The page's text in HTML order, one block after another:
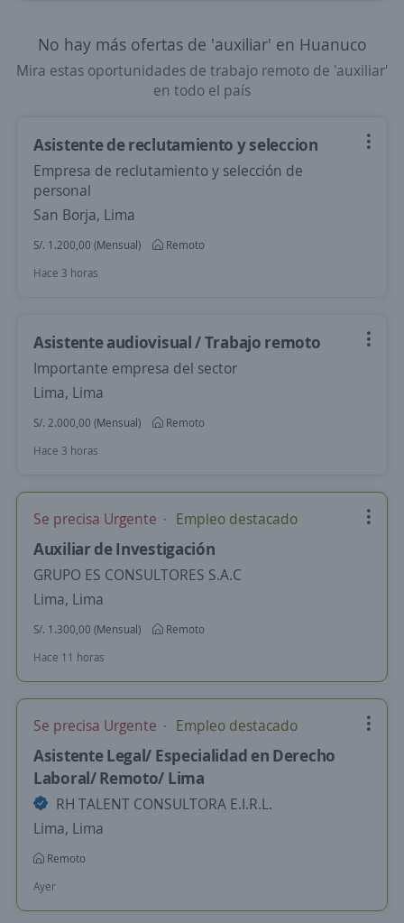
No hay más ofertas de 'auxiliar' en Huanuco
Mira estas oportunidades de trabajo remoto de 'auxiliar'
en todo el país
Asistente de reclutamiento y seleccion
Empresa de reclutamiento y selección de
personal
San Borja, Lima
S/. 1.200,00 (Mensual)
Remoto
Hace 3 horas
Asistente audiovisual / Trabajo remoto
Importante empresa del sector
Lima, Lima
S/. 2.000,00 (Mensual)
Remoto
Hace 3 horas
Se precisa Urgente Empleo destacado
Auxiliar de Investigación
GRUPO ES CONSULTORES S.A.C
Lima, Lima
S/. 1.300,00 (Mensual)
Remoto
Hace 11 horas
Se precisa Urgente Empleo destacado
Asistente Legal/ Especialidad en Derecho
Laboral/ Remoto/ Lima
RH TALENT CONSULTORA E.I.R.L.
Lima, Lima
Remoto
Ayer